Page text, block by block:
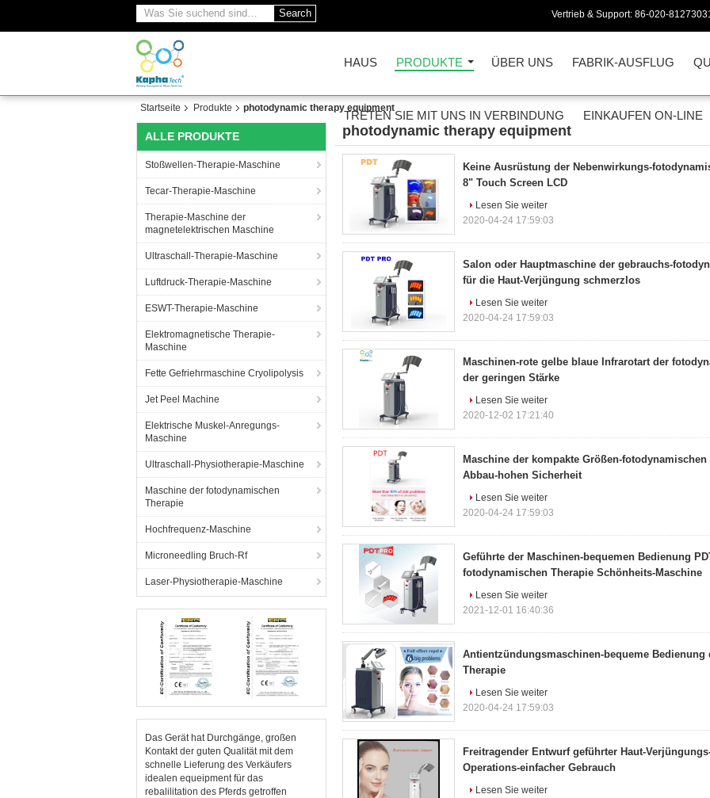
Search Vertrieb & Support: 86-020-
HAUS PRODUKTE ÜBER UNS FABRIK-AUSFLUG
TRETEN SIE MIT UNS IN VERBINDUNG EINKAUFEN ON-LINE
Startseite Produkte photodynamic therapy equipment
ALLE PRODUKTE
Stoßwellen-Therapie-Maschine
Tecar-Therapie-Maschine
Therapie-Maschine der
magnetelektrischen Maschine
Ultraschall-Therapie-Maschine
Luftdruck-Therapie-Maschine
ESWT-Therapie-Maschine
Elektromagnetische Therapie-
Maschine
Fette Gefriehrmaschine Cryolipolysis
Jet Peel Machine
Elektrische Muskel-Anregungs-
Maschine
Ultraschall-Physiotherapie-Maschine
Maschine der fotodynamischen
Therapie
Hochfrequenz-Maschine
Microneedling Bruch-Rf
Laser-Physiotherapie-Maschine
Das Gerät hat Durchgänge, großen
Kontakt der guten Qualität mit dem
schnelle Lieferung des Verkäufers
idealen equeipment für das
rebalilitation des Pferds getroffen
photodynamic therapy equipment
(13)
Keine Ausrüstung der Nebenwirkungs-
8" Touch Screen LCD
Lesen Sie weiter
2020-04-24 17:59:03
Salon oder Hauptmaschine der gebrauchs-
für die Haut-Verjüngung schmerzlos
Lesen Sie weiter
2020-04-24 17:59:03
Maschinen-rote gelbe blaue Infrarotart der
der geringen Stärke
Lesen Sie weiter
2020-12-02 17:21:40
Maschine der kompakte Größen-
Abbau-hohen Sicherheit
Lesen Sie weiter
2020-04-24 17:59:03
Geführte der Maschinen-bequemen Bedienung
fotodynamischen Therapie Schönheits-Maschine
Lesen Sie weiter
2021-12-01 16:40:36
Antientzündungsmaschinen-bequeme
Therapie
Lesen Sie weiter
2020-04-24 17:59:03
Freitragender Entwurf geführter Haut-
Operations-einfacher Gebrauch
Lesen Sie weiter